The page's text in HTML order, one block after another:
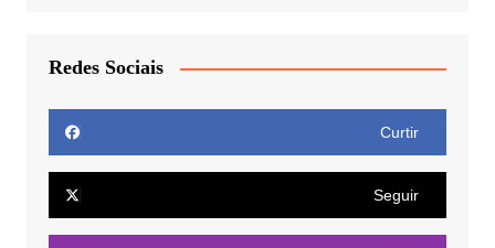
Redes Sociais
Curtir
Seguir